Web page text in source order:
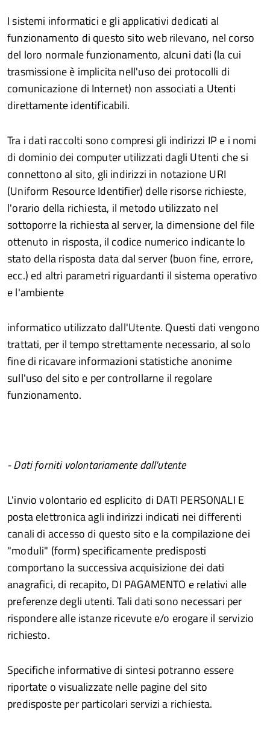
I sistemi informatici e gli applicativi dedicati al
funzionamento di questo sito web rilevano, nel corso
del loro normale funzionamento, alcuni dati (la cui
trasmissione è implicita nell'uso dei protocolli di
comunicazione di Internet) non associati a Utenti
direttamente identificabili.
Tra i dati raccolti sono compresi gli indirizzi IP e i nomi
di dominio dei computer utilizzati dagli Utenti che si
connettono al sito, gli indirizzi in notazione URI
(Uniform Resource Identifier) delle risorse richieste,
l'orario della richiesta, il metodo utilizzato nel
sottoporre la richiesta al server, la dimensione del file
ottenuto in risposta, il codice numerico indicante lo
stato della risposta data dal server (buon fine, errore,
ecc.) ed altri parametri riguardanti il sistema operativo
e l'ambiente
informatico utilizzato dall'Utente. Questi dati vengono
trattati, per il tempo strettamente necessario, al solo
fine di ricavare informazioni statistiche anonime
sull'uso del sito e per controllarne il regolare
funzionamento.
- Dati forniti volontariamente dall'utente
L'invio volontario ed esplicito di DATI PERSONALI E
posta elettronica agli indirizzi indicati nei differenti
canali di accesso di questo sito e la compilazione dei
"moduli" (form) specificamente predisposti
comportano la successiva acquisizione dei dati
anagrafici, di recapito, DI PAGAMENTO e relativi alle
preferenze degli utenti. Tali dati sono necessari per
rispondere alle istanze ricevute e/o erogare il servizio
richiesto.
Specifiche informative di sintesi potranno essere
riportate o visualizzate nelle pagine del sito
predisposte per particolari servizi a richiesta.